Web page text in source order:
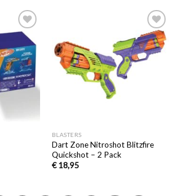
aan
Toevoegen
aan
verlanglijst
BLASTERS
Dart Zone Nitroshot Blitzfire
Quickshot – 2 Pack
€18,95